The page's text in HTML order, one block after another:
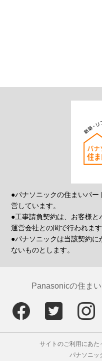
●パナソニックの住まいパ
営しています。
●工事請負契約は、お客様
運営会社との間で行われます
●パナソニックは当該契約
ないものとします。
Panasonicの住ま
サイトのご利用にあた
パナソニッ